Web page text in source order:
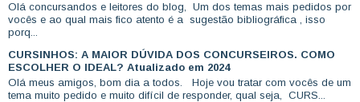
Olá concursandos e leitores do blog, Um dos temas mais pedidos por
vocês e ao qual mais fico atento é a sugestão bibliográfica , isso
porq...
CURSINHOS: A MAIOR DÚVIDA DOS CONCURSEIROS. COMO
ESCOLHER O IDEAL? Atualizado em 2024
Olá meus amigos, bom dia a todos. Hoje vou tratar com vocês de um
tema muito pedido e muito difícil de responder, qual seja, CURS...